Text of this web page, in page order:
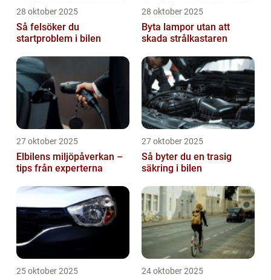
28 oktober 2025
Så felsöker du
startproblem i bilen
28 oktober 2025
Byta lampor utan att
skada strålkastaren
27 oktober 2025
Elbilens miljöpåverkan –
tips från experterna
27 oktober 2025
Så byter du en trasig
säkring i bilen
25 oktober 2025 24 oktober 2025